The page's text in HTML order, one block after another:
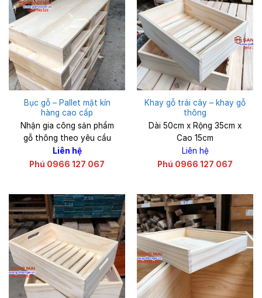
Bục gỗ – Pallet mặt kín
hàng cao cấp
Nhận gia công sản phẩm
gỗ thông theo yêu cầu
Liên hệ
Phú 0966 127 067
Khay gỗ trái cây – khay gỗ
thông
Dài 50cm x Rộng 35cm x
Cao 15cm
Liên hệ
Phú 0966 127 067